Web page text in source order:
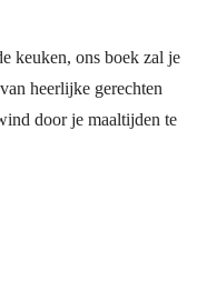
keuken, ons boek zal je
heerlijke gerechten
door je maaltijden te